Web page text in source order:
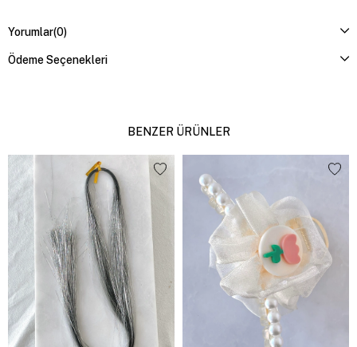
Yorumlar(0)
Ödeme Seçenekleri
BENZER ÜRÜNLER